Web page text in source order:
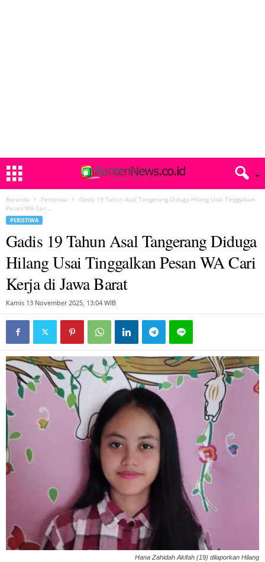
Beranda Peristiwa
Gadis 19 Tahun Asal Tangerang Diduga Hilang Usai Tinggalkan
Pesan WA Cari...
PERISTIWA
Gadis 19 Tahun Asal Tangerang Diduga
Hilang Usai Tinggalkan Pesan WA Cari
Kerja di Jawa Barat
Kamis 13 November 2025, 13:04 WIB
Hana Zahidah Akifah (19) dilaporkan Hilang